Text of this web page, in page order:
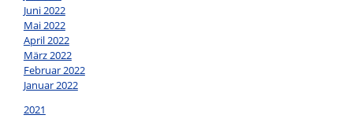
Juni 2022
Mai 2022
April 2022
März 2022
Februar 2022
Januar 2022
2021